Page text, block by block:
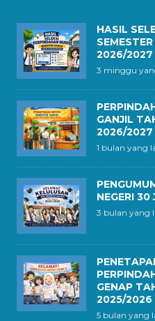
HASIL
2026/2027
3 minggu
GANJIL
2026/2027
1 bulan yang
NEGERI
3 bulan yang
GENAP
2025/2026
5 bulan yang